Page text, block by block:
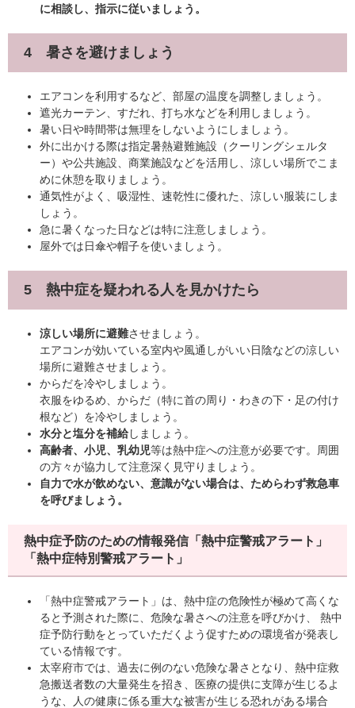
に相談し、指示に従いましょう。
4 暑さを避けましょう
エアコンを利用するなど、部屋の温度を調整しましょう。
遮光カーテン、すだれ、打ち水などを利用しましょう。
暑い日や時間帯は無理をしないようにしましょう。
外に出かける際は指定暑熱避難施設（クーリングシェルタ
ー）や公共施設、商業施設などを活用し、涼しい場所でこま
めに休憩を取りましょう。
通気性がよく、吸湿性、速乾性に優れた、涼しい服装にしま
しょう。
急に暑くなった日などは特に注意しましょう。
屋外では日傘や帽子を使いましょう。
5 熱中症を疑われる人を見かけたら
涼しい場所に避難させましょう。
エアコンが効いている室内や風通しがいい日陰などの涼しい
場所に避難させましょう。
からだを冷やしましょう。
衣服をゆるめ、からだ（特に首の周り・わきの下・足の付け
根など）を冷やしましょう。
水分と塩分を補給しましょう。
高齢者、小児、乳幼児等は熱中症への注意が必要です。周囲
の方々が協力して注意深く見守りましょう。
自力で水が飲めない、意識がない場合は、ためらわず救急車
を呼びましょう。
熱中症予防のための情報発信「熱中症警戒アラート」
「熱中症特別警戒アラート」
「熱中症警戒アラート」は、熱中症の危険性が極めて高くな
ると予測された際に、危険な暑さへの注意を呼びかけ、 熱中
症予防行動をとっていただくよう促すための環境省が発表し
ている情報です。
太宰府市では、過去に例のない危険な暑さとなり、熱中症救
急搬送者数の大量発生を招き、医療の提供に支障が生じるよ
うな、人の健康に係る重大な被害が生じる恐れがある場合